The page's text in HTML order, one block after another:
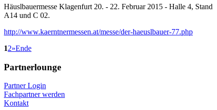
Häuslbauermesse Klagenfurt 20. - 22. Februar 2015 - Halle 4, Stand
A14 und C 02.
http://www.kaerntnermessen.at/messe/der-haeuslbauer-77.php
12»Ende
Partnerlounge
Partner Login
Fachpartner werden
Kontakt